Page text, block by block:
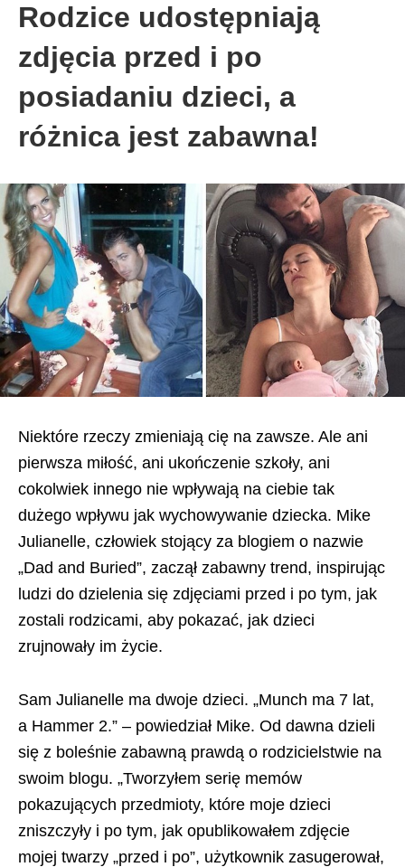
Rodzice udostępniają
zdjęcia przed i po
posiadaniu dzieci, a
różnica jest zabawna!
Niektóre rzeczy zmieniają cię na zawsze. Ale ani
pierwsza miłość, ani ukończenie szkoły, ani
cokolwiek innego nie wpływają na ciebie tak
dużego wpływu jak wychowywanie dziecka. Mike
Julianelle, człowiek stojący za blogiem o nazwie
„Dad and Buried”, zaczął zabawny trend, inspirując
ludzi do dzielenia się zdjęciami przed i po tym, jak
zostali rodzicami, aby pokazać, jak dzieci
zrujnowały im życie.
Sam Julianelle ma dwoje dzieci. „Munch ma 7 lat,
a Hammer 2.” – powiedział Mike. Od dawna dzieli
się z boleśnie zabawną prawdą o rodzicielstwie na
swoim blogu. „Tworzyłem serię memów
pokazujących przedmioty, które moje dzieci
zniszczyły i po tym, jak opublikowałem zdjęcie
mojej twarzy „przed i po”, użytkownik zasugerował,